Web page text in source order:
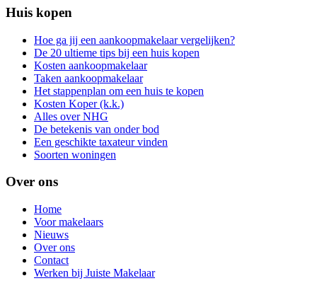
Huis kopen
Hoe ga jij een aankoopmakelaar vergelijken?
De 20 ultieme tips bij een huis kopen
Kosten aankoopmakelaar
Taken aankoopmakelaar
Het stappenplan om een huis te kopen
Kosten Koper (k.k.)
Alles over NHG
De betekenis van onder bod
Een geschikte taxateur vinden
Soorten woningen
Over ons
Home
Voor makelaars
Nieuws
Over ons
Contact
Werken bij Juiste Makelaar